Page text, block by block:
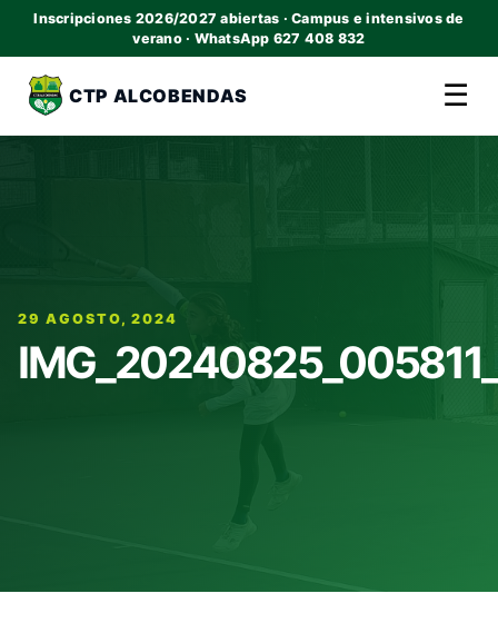
Inscripciones 2026/2027 abiertas · Campus e intensivos de
verano · WhatsApp 627 408 832
CTP ALCOBENDAS ☰
29 AGOSTO, 2024